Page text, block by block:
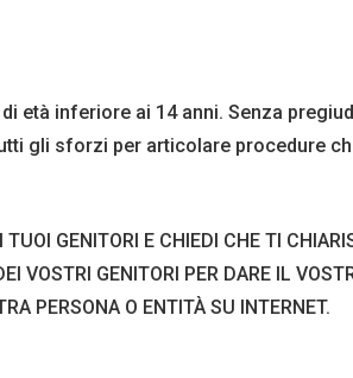
età inferiore ai 14 anni. Senza
gli sforzi per articolare procedure
GENITORI E CHIEDI CHE TI
VOSTRI GENITORI PER DARE IL
PERSONA O ENTITÀ SU INTERNET.